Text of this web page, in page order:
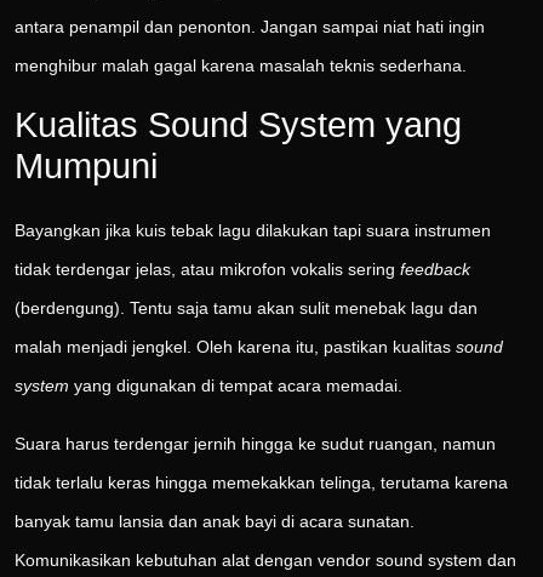
antara penampil dan penonton. Jangan sampai niat hati ingin
menghibur malah gagal karena masalah teknis sederhana.
Kualitas Sound System yang
Mumpuni
Bayangkan jika kuis tebak lagu dilakukan tapi suara instrumen
tidak terdengar jelas, atau mikrofon vokalis sering feedback
(berdengung). Tentu saja tamu akan sulit menebak lagu dan
malah menjadi jengkel. Oleh karena itu, pastikan kualitas sound
system yang digunakan di tempat acara memadai.
Suara harus terdengar jernih hingga ke sudut ruangan, namun
tidak terlalu keras hingga memekakkan telinga, terutama karena
banyak tamu lansia dan anak bayi di acara sunatan.
Komunikasikan kebutuhan alat dengan vendor sound system dan